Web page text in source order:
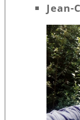
Jean-